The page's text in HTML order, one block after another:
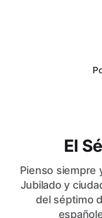
El
Pienso siempre
Jubilado y
del séptimo